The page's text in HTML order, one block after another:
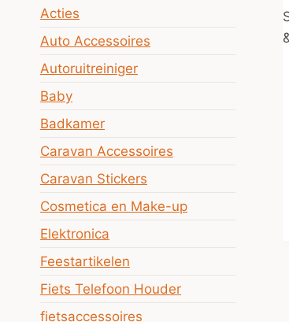
Acties
Auto Accessoires
Autoruitreiniger
Baby
Badkamer
Caravan Accessoires
Caravan Stickers
Cosmetica en Make-up
Elektronica
Feestartikelen
Fiets Telefoon Houder
fietsaccessoires